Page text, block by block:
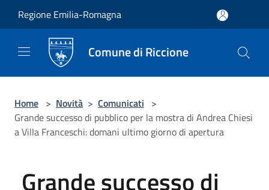
Regione Emilia-Romagna
Comune di Riccione
Home > Novità > Comunicati >
Grande successo di pubblico per la mostra di Andrea Chiesi
a Villa Franceschi: domani ultimo giorno di apertura
Grande successo di